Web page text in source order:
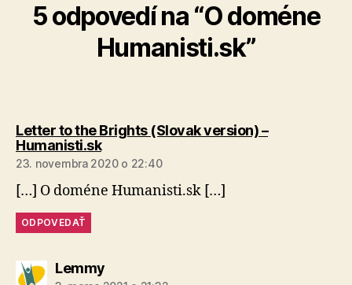
5 odpovedí na “O doméne
Humanisti.sk”
Letter to the Brights (Slovak version) –
Humanisti.skhovorí:
23. novembra 2020 o 22:40
[…] O doméne Humanisti.sk […]
ODPOVEDAŤ
Lemmyhovorí: